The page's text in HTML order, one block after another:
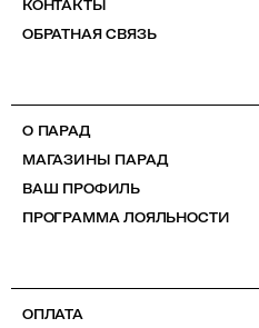
КОНТАКТЫ
ОБРАТНАЯ СВЯЗЬ
О ПАРАД
МАГАЗИНЫ ПАРАД
ВАШ ПРОФИЛЬ
ПРОГРАММА ЛОЯЛЬНОСТИ
ОПЛАТА